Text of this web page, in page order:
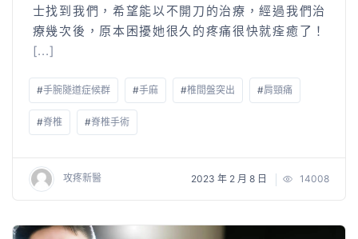
士找到我們，希望能以不開刀的治療，經過我們治
療幾次後，原本困擾她很久的疼痛很快就痊癒了！
[...]
#手腕隧道症候群 #手麻 #椎間盤突出 #肩頸痛
#脊椎 #脊椎手術
攻疼新醫 2023 年 2 月 8 日 14008